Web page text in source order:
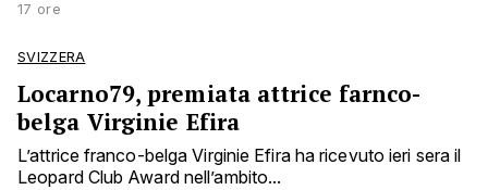
17 ore
SVIZZERA
Locarno79, premiata attrice farnco-
belga Virginie Efira
L’attrice franco-belga Virginie Efira ha ricevuto ieri sera il
Leopard Club Award nell’ambito...